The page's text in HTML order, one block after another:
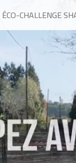
ÉCO-CHALLENGE